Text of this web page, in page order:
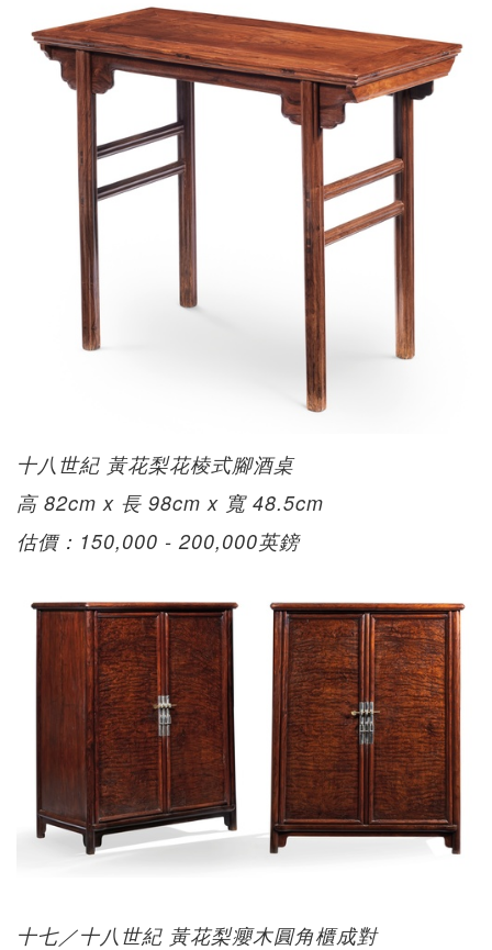
十八世紀 黃花梨花棱式腳酒桌
高 82cm x 長 98cm x 寬 48.5cm
估價：150,000 - 200,000英鎊
十七／十八世紀 黃花梨癭木圓角櫃成對